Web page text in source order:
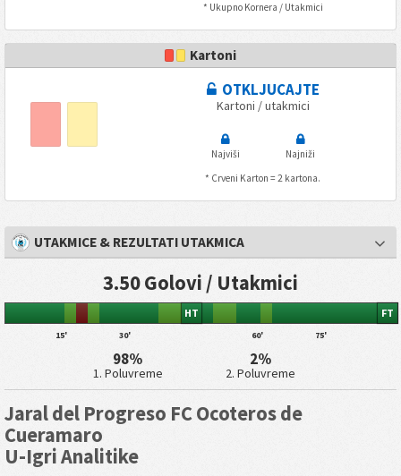
* Ukupno Kornera / Utakmici
Kartoni
OTKLJUCAJTE
Kartoni / utakmici
Najviši
Najniži
* Crveni Karton = 2 kartona.
UTAKMICE & REZULTATI UTAKMICA
3.50 Golovi / Utakmici
15' 30'
HT
60' 75'
FT
98%
1. Poluvreme
2%
2. Poluvreme
Jaral del Progreso FC Ocoteros de
Cueramaro
U-Igri Analitike